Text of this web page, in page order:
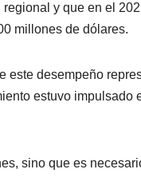
y que en el
millones de dólares.
desempeño
estuvo impulsado
sino que es